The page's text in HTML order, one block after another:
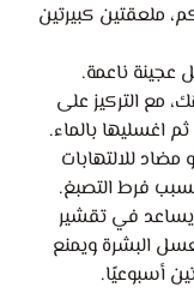
ملعقتين كبيرتين
عجينة ناعمة.
مع التركيز على
للالتهابات
فرط التصبغ.
يساعد في تقشير
البشرة ويمنع
أسبوعيًا.